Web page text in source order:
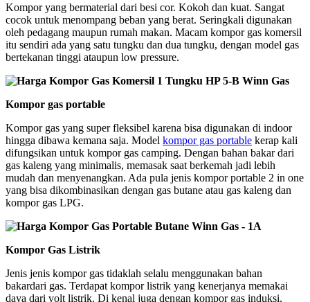
Kompor yang bermaterial dari besi cor. Kokoh dan kuat. Sangat
cocok untuk menompang beban yang berat. Seringkali digunakan
oleh pedagang maupun rumah makan. Macam kompor gas komersil
itu sendiri ada yang satu tungku dan dua tungku, dengan model gas
bertekanan tinggi ataupun low pressure.
Kompor gas portable
Kompor gas yang super fleksibel karena bisa digunakan di indoor
hingga dibawa kemana saja. Model kompor gas portable kerap kali
difungsikan untuk kompor gas camping. Dengan bahan bakar dari
gas kaleng yang minimalis, memasak saat berkemah jadi lebih
mudah dan menyenangkan. Ada pula jenis kompor portable 2 in one
yang bisa dikombinasikan dengan gas butane atau gas kaleng dan
kompor gas LPG.
Kompor Gas Listrik
Jenis jenis kompor gas tidaklah selalu menggunakan bahan
bakardari gas. Terdapat kompor listrik yang kenerjanya memakai
daya dari volt listrik. Di kenal juga dengan kompor gas induksi,